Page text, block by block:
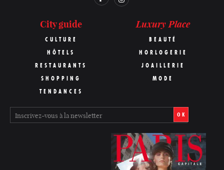
City guide
CULTURE
HÔTELS
RESTAURANTS
SHOPPING
TENDANCES
Luxury Place
BEAUTÉ
HORLOGERIE
JOAILLERIE
MODE
OK